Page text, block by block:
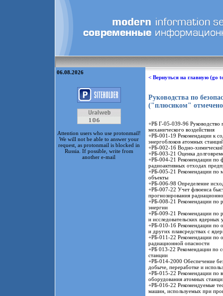
06.08.2026
Attention users who use protonmail!
We will not be able to answer your
request, as protonmail is blocked in
Russia. If possible, write from
another e-mail
< Вернуться на главную (go
Руководства по
("плюсиком"
+РБ Г-05-039-96 Руководство
механического воздействия
+РБ-001-19 Рекомендации к
энергоблоков атомных
+РБ-002-16 Водно-
+РБ-003-21 Оценка
+РБ-004-21 Рекомендации по
радиоактивных отходах
+РБ-005-21 Рекомендации по
объекты
+РБ-006-98 Определение
+РБ-007-22 Учет флюенса
прогнозирования
+РБ-008-21 Рекомендации по
энергии
+РБ-009-21 Рекомендации по
и исследовательских ядерных
+РБ-010-16 Рекомендации по
и других плавсредствах с
+РБ-011-22 Рекомендации по
радиационной опасности
+РБ 013-22 Рекомендации по
станции
+РБ-014-2000 Обеспечение
добыче, переработке и
+РБ-015-22 Рекомендации по
оборудования атомных
+РБ-016-22 Рекомендуемые
машин, используемых при